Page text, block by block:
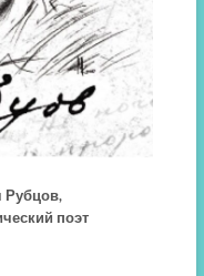
Рубцов,
поэт